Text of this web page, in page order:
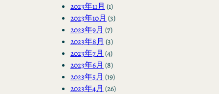
2023年11月 (1)
2023年10月 (3)
2023年9月 (7)
2023年8月 (3)
2023年7月 (4)
2023年6月 (8)
2023年5月 (19)
2023年4月 (26)